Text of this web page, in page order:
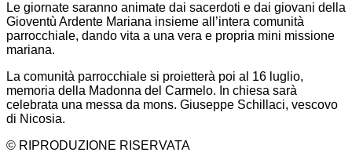
Le giornate saranno animate dai sacerdoti e dai giovani della
Gioventù Ardente Mariana insieme all’intera comunità
parrocchiale, dando vita a una vera e propria mini missione
mariana.
La comunità parrocchiale si proietterà poi al 16 luglio,
memoria della Madonna del Carmelo. In chiesa sarà
celebrata una messa da mons. Giuseppe Schillaci, vescovo
di Nicosia.
© RIPRODUZIONE RISERVATA